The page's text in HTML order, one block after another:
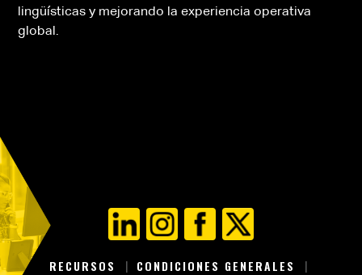
lingüísticas y mejorando la experiencia operativa
global.
RECURSOS
CONDICIONES GENERALES